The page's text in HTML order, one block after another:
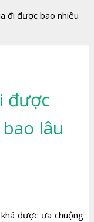
đi được bao nhiêu
được
lâu
được ưa chuộng